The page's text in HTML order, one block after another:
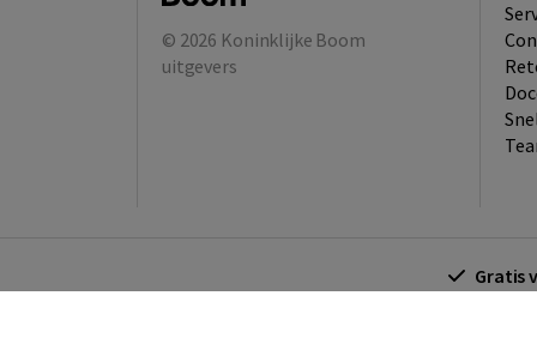
© 2026 Koninklijke Boom
uitgevers
Gratis